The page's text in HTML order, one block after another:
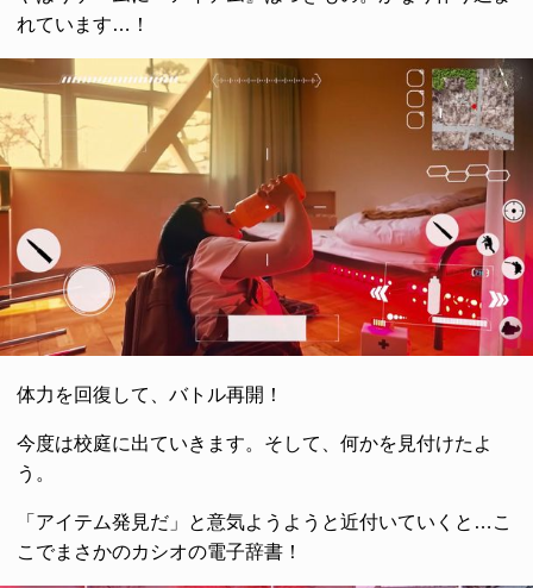
れています…！
体力を回復して、バトル再開！
今度は校庭に出ていきます。そして、何かを見付けたよ
う。
「アイテム発見だ」と意気ようようと近付いていくと…こ
こでまさかのカシオの電子辞書！